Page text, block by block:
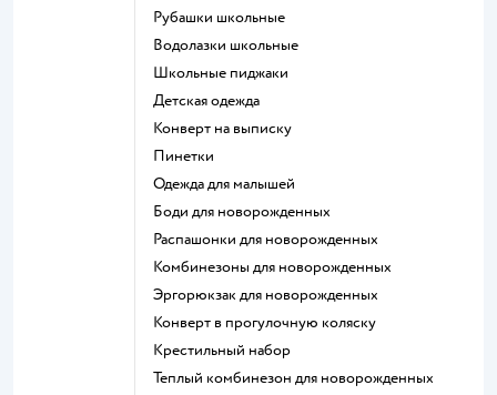
Рубашки школьные
Водолазки школьные
Школьные пиджаки
Детская одежда
Конверт на выписку
Пинетки
Одежда для малышей
Боди для новорожденных
Распашонки для новорожденных
Комбинезоны для новорожденных
Эргорюкзак для новорожденных
Конверт в прогулочную коляску
Крестильный набор
Теплый комбинезон для новорожденных